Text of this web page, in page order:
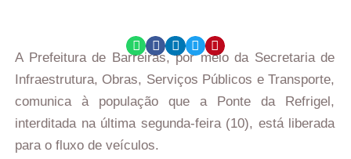
A Prefeitura de Barreiras, por meio da Secretaria de
Infraestrutura, Obras, Serviços Públicos e Transporte,
comunica à população que a Ponte da Refrigel,
interditada na última segunda-feira (10), está liberada
para o fluxo de veículos.